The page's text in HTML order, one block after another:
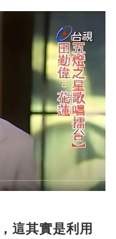
這其實是利用